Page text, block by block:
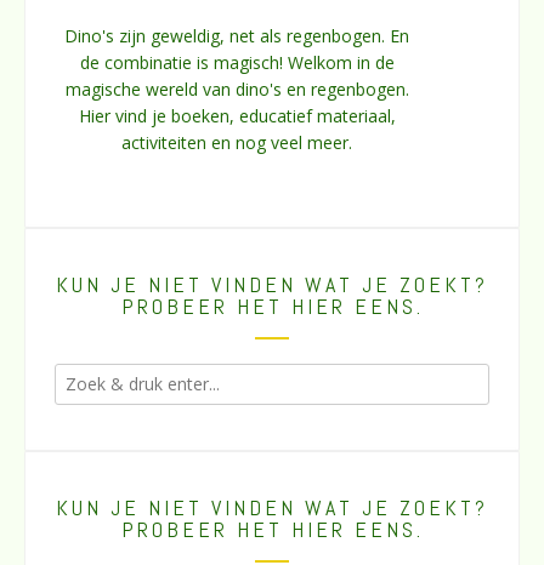
Dino's zijn geweldig, net als regenbogen. En
de combinatie is magisch! Welkom in de
magische wereld van dino's en regenbogen.
Hier vind je boeken, educatief materiaal,
activiteiten en nog veel meer.
KUN JE NIET VINDEN WAT JE ZOEKT?
PROBEER HET HIER EENS.
KUN JE NIET VINDEN WAT JE ZOEKT?
PROBEER HET HIER EENS.